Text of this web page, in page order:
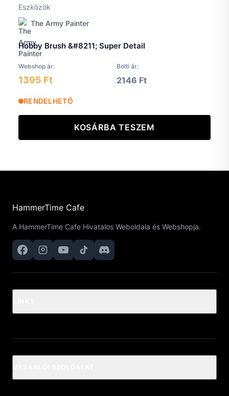
Eszközök
The Army Painter
Hobby Brush &#8211; Super Detail
Webshop ár: Bolti ár:
1395 Ft 2146 Ft
RENDELHETŐ
KOSÁRBA TESZEM
HammerTime Cafe
A HammerTime Cafe Hivatalos Weboldala és Webshopja.